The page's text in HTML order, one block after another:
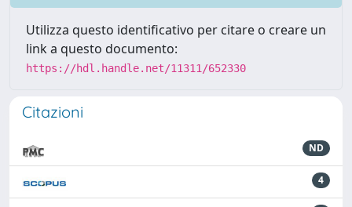
Utilizza questo identificativo per citare o creare un
link a questo documento:
https://hdl.handle.net/11311/652330
Citazioni
ND
4